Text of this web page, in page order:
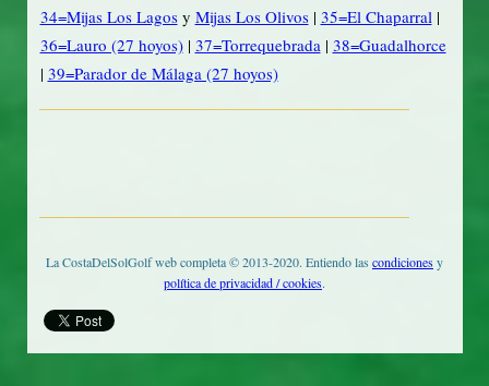
34=Mijas Los Lagosy Mijas Los Olivos| 35=El Chaparral |
36=Lauro (27 hoyos)| 37=Torrequebrada | 38=Guadalhorce
| 39=Parador de Málaga (27 hoyos)
La CostaDelSolGolf web completa © 2013-2020. Entiendo las condicionesy
política de privacidad / cookies.